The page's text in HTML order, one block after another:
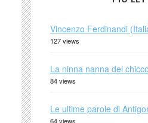
Vincenzo Ferdinandi
127 views
La ninna nanna del
84 views
Le ultime parole di
64 views